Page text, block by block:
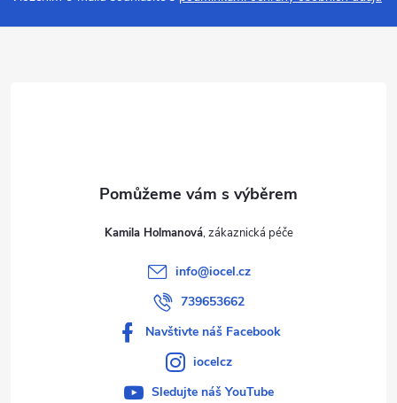
a
Kamila Holmanová
info@iocel.cz
739653662
Navštivte náš Facebook
iocelcz
Sledujte náš YouTube